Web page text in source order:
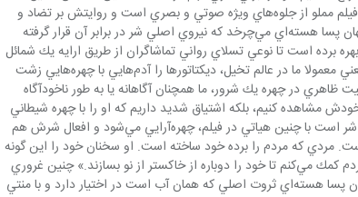
مهمي بر ادامه روايت و پيرنگ فيلم است. فيلم مملو از جلوه‌هاي ويژه صوتي و بصري است و روايتش بر تضاد و
كشمكش دو نيروي سياه و سفيد در اين جهان پسا هسته‌اي مي‌چرخد كه نيروي اصلي شر در برابر آن قرار گرفته
برده است تا نوعي تسلاي رواني تماشاگران از طريق ارايه يك شمائل
تنفرآور از نيروي اصلي شر را فراهم سازد؛ يعني معمولا ما در عالم تخيل، ديكتاتورها را آدم‌هايي با چهره‌هايي زشت
ظاهري در چهره يك شرور، ما همچنان آگاهانه يا به طور ناخودآگاه
مشاهده كنيم، بلكه اشتياق شديد داريم كه او را با چهره شيطاني
مشاهده كنيم. «جو»هم كه سر منشأ نيروي شر است با چنين هياتي در فيلم، چهره‌آرايي مي‌شود و افعال شرش هم
و آموزه‌هاي ديني است. مردي كه مردم را برده خود ساخته است. او سخنان خود را اين گونه
آغاز مي‌كند: «من ناجي مردم هستم و به مردم كمك مي‌كنم تا خود را دوباره از خاكستر از نو بسازند.» چنين غروري